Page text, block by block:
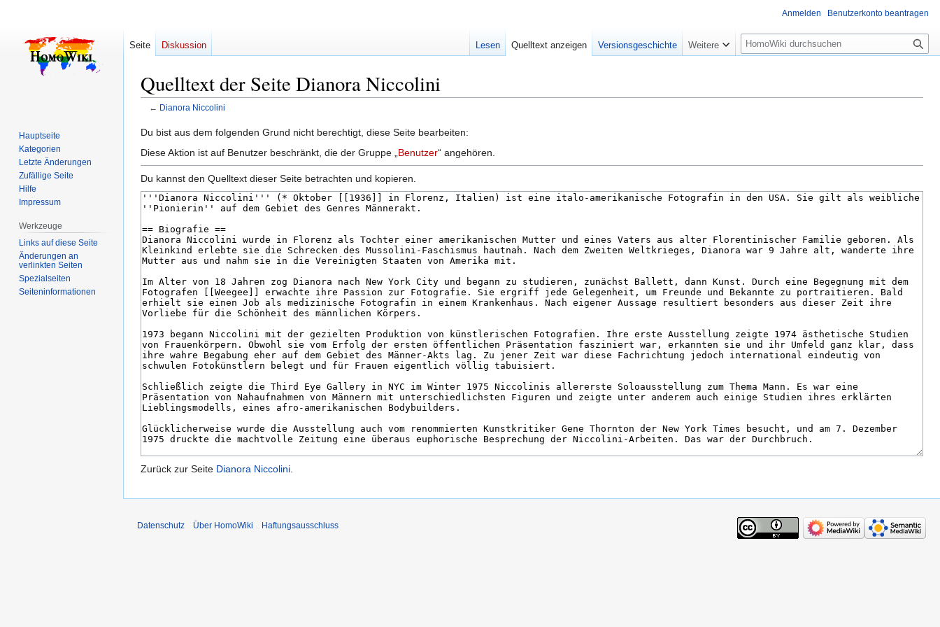
Quelltext der Seite Dianora Niccolini
← Dianora Niccolini
Zur
Navigation
Zur
Suche
Du bist aus dem folgenden Grund nicht berechtigt, diese Seite bearbeiten:
Diese Aktion ist auf Benutzer beschränkt, die der Gruppe „ Benutzer“ angehören.
Du kannst den Quelltext dieser Seite betrachten und kopieren.
Zurück zur Seite Dianora Niccolini.
Anmelden Benutzerkonto beantragen
Seite Diskussion Lesen Quelltext anzeigen Versionsgeschichte Weitere
Suche
Hauptseite
Kategorien
Letzte Änderungen
Zufällige Seite
Hilfe
Impressum
Werkzeuge
Links auf diese Seite
Änderungen an
verlinkten Seiten
Spezialseiten
Seiten­­informationen
Datenschutz Über HomoWiki Haftungsausschluss